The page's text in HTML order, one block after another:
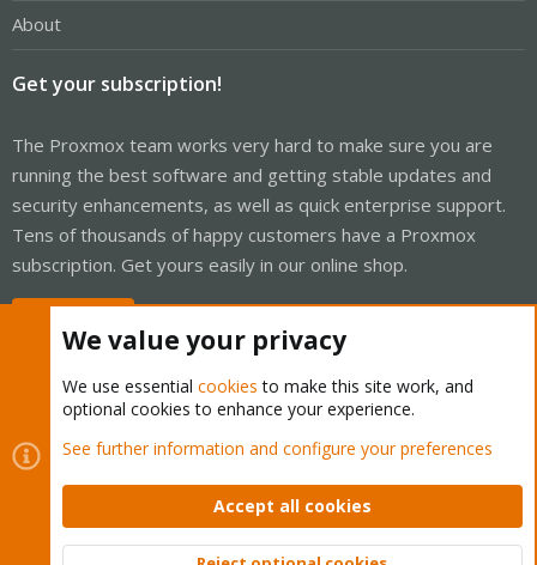
About
Get your subscription!
The Proxmox team works very hard to make sure you are
running the best software and getting stable updates and
security enhancements, as well as quick enterprise support.
Tens of thousands of happy customers have a Proxmox
subscription. Get yours easily in our online shop.
Cookies
Proxmox Support Forum - Light Mode
Contact us
Terms and rules Privacy policy Help Home
Community platform by XenForo © 2010-2026 XenForo Ltd.
We value your privacy
We use essential cookies to make this site work, and
optional cookies to enhance your experience.
See further information and configure your preferences
Accept all cookies